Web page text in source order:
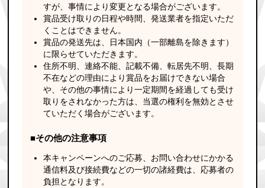
すが、事情により変更となる場合がございます。
賞品受け取りの日程や時間、発送業者を指定いただ
くことはできません。
賞品の発送先は、日本国内（一部離島を除きます）
に限らせていただきます。
住所不明、連絡不能、記載不備、転居先不明、長期
不在などの理由により賞品をお届けできない場合
や、その他の事情により一定期間を経過しても受け
取りをされなかった方は、当選の権利を無効とさせ
ていただく場合がございます。
■その他の注意事項
本キャンペーンへのご応募、お問い合わせにかかる
通信料及び接続費などの一切の諸経費は、応募者の
負担となります。